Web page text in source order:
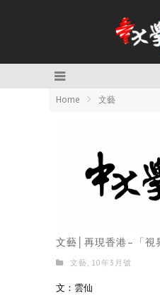
Home 文藝
文藝│再現香港–「視
文藝, 10年3月號
文：雲仙